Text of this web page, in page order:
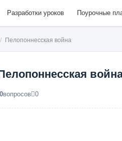
Разработки уроков Поурочные
/ Пелопоннесская война
вопросов 0